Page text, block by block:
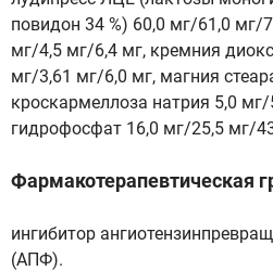
повидон 34 %) 60,0 мг/61,0 мг/
мг/4,5 мг/6,4 мг, кремния
мг/3,61 мг/6,0 мг, магния
кроскармеллоза натрия 5,0
гидрофосфат 16,0 мг/25,5 мг/
Фармакотерапевтическая
ингибитор
(АПФ).